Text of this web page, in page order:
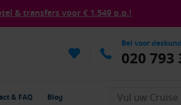
& transfers voor € 1.549 p.p.!
Bel voor
020 793
& FAQ Blog